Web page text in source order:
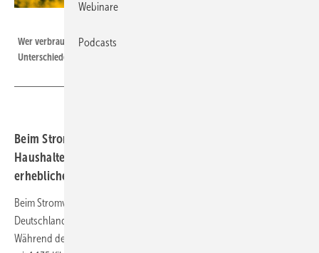
Wer verbraucht wieviel Strom? Und warum gibt es hier so gewaltige
Unterschiede?
Beim Stromverbrauch und den Stromkosten privater
Haushalte in Deutschland gibt es je nach Bundesland
erhebliche Unterschiede.
Beim Stromverbrauch und den Stromkosten privater Haushalte in
Deutschland gibt es je nach Bundesland erhebliche Unterschiede.
Während der durchschnittliche Pro-Kopf-Stromverbrauch in Sachsen
Webinare
Podcasts